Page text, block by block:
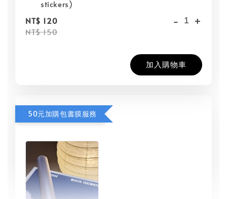
stickers)
NT$ 120
NT$ 150
- +
加入購物車
50元加購包書膜服務